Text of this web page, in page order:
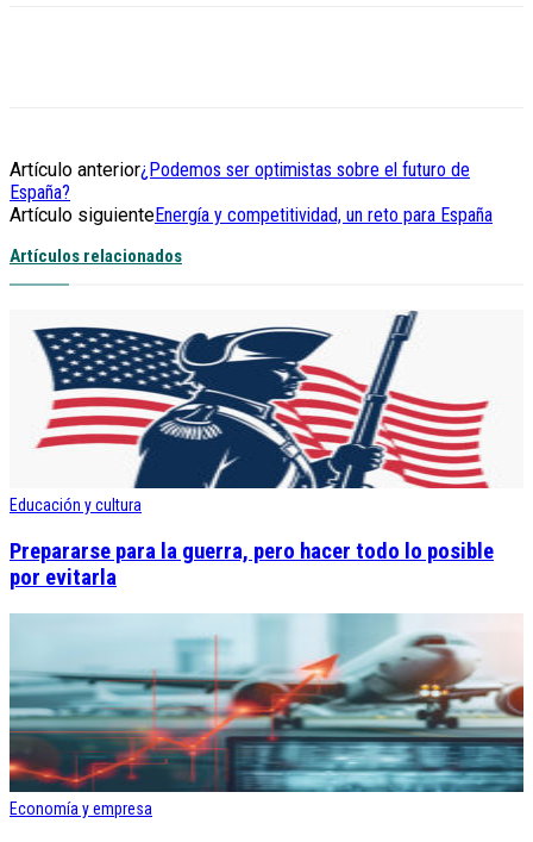
Artículo anterior¿Podemos ser optimistas sobre el futuro de
España?
Artículo siguienteEnergía y competitividad, un reto para España
Artículos relacionados
Educación y cultura
Prepararse para la guerra, pero hacer todo lo posible
por evitarla
Economía y empresa